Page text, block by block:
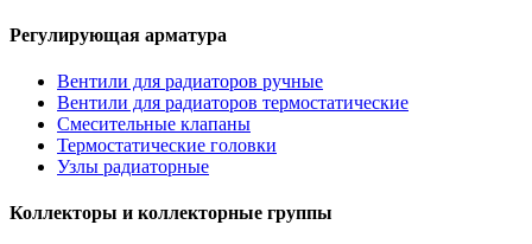
Регулирующая арматура
Вентили для радиаторов ручные
Вентили для радиаторов термостатические
Смесительные клапаны
Термостатические головки
Узлы радиаторные
Коллекторы и коллекторные группы